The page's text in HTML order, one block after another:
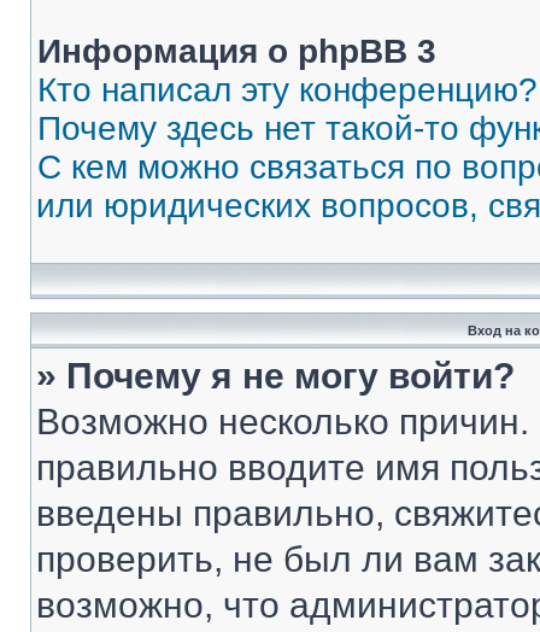
Информация о phpBB 3
Кто написал эту конференцию?
Почему здесь нет такой-то
С кем можно связаться по
или юридических вопросов,
Вход на
» Почему я не могу войти?
Возможно несколько
правильно вводите имя
введены правильно,
проверить, не был ли вам
возможно, что